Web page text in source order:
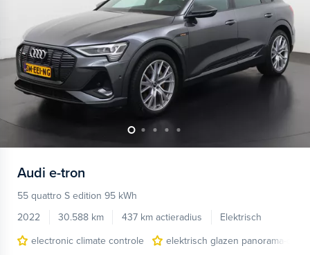
Audi e-tron
55 quattro S edition 95 kWh
2022
30.588 km 437 km actieradius
Elektrisch
electronic climate controle
elektrisch glazen panorama-dak